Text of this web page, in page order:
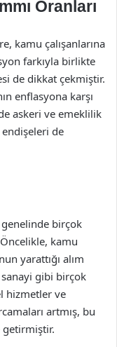
Oranları
kamu çalışanlarına
farkıyla birlikte
de dikkat çekmiştir.
enflasyona karşı
askeri ve emeklilik
endişeleri de
birçok
kamu
yarattığı alım
gibi birçok
hizmetler ve
artmış, bu
getirmiştir.